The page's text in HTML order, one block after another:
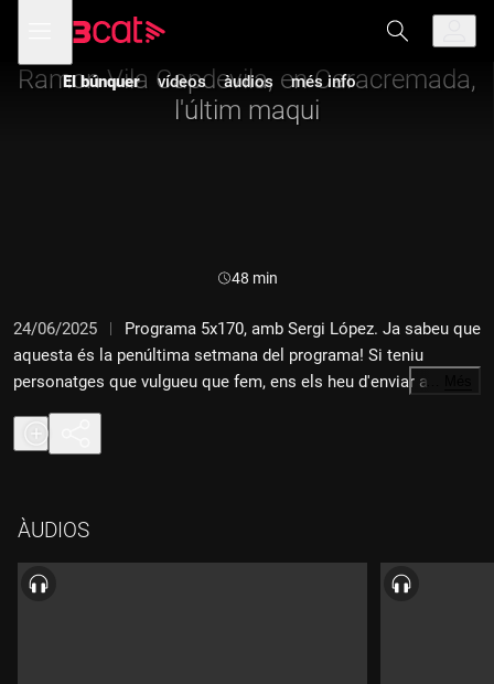
navegació
principal
menú
de
El búnquer vídeos àudios més info
Ramon Vila Capdevila, en Caracremada,
l'últim maqui
Durada:
48 min
24/06/2025
Programa 5x170, amb Sergi López. Ja sabeu que
aquesta és la penúltima setmana del programa! Si teniu
personatges que vulgueu que fem, ens els heu d'enviar ara o
callar per sempre. (De fet, no cal enviar-nos res, que ja els
tenim tots triats.) Un altre català imprescindible era en Ramon
Vila, àlies Caracremada. Va ser l'últim maqui, l'últim guerriller
…
ÀUDIOS